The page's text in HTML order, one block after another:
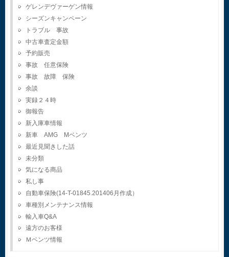
ゲレンデヴァーゲン情報
シーズンキャンペーン
トラブル 事故
中古車査定金額
予約販売
事故 任意保険
事故 故障 保険
余談
実録２４時
御報告
新入庫車情報
新車 AMG Mベンツ
最近見聞きした話
未分類
気になる商品
私し事
自動車保険(14-T-01845.201406月作成）
車種別メンテナンス情報
輸入車Q&A
遠方のお客様
Ｍベンツ情報